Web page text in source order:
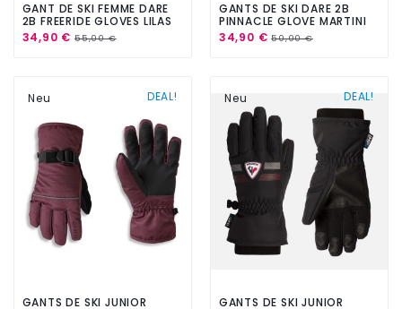
GANT DE SKI FEMME DARE
2B FREERIDE GLOVES LILAS
34,90 € 55,00 €
GANTS DE SKI DARE 2B
PINNACLE GLOVE MARTINI
OLIVE
34,90 €50,00 €
DEAL!
Neu
GANTS DE SKI JUNIOR
DEAL!
Neu
GANTS DE SKI JUNIOR